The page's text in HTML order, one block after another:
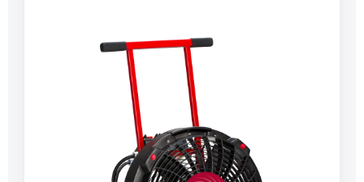
betrieben werden und auch am normalen 230 V
Stromnetz ohne die Sicherung auszulösen.Die
bewährte Technik von Ramfan, robust und
langlebig, macht die Elektrolüfter zu einem
verlässlichen Partner über viele
Jahre.Merkmale:7-blättriger Polymer-TurboForce-
Rotor für große Bruchsicherheit, Stabilität und
bessere PerformancePowerStream-Technologie
für bessere Bündelung des
Luftstromsausziehbarer Schiebebügel für